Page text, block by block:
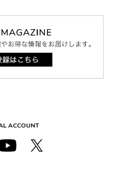
ACCOUNT